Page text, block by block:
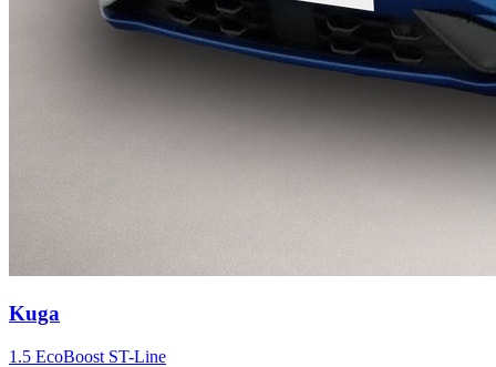
Kuga
1.5 EcoBoost ST-Line